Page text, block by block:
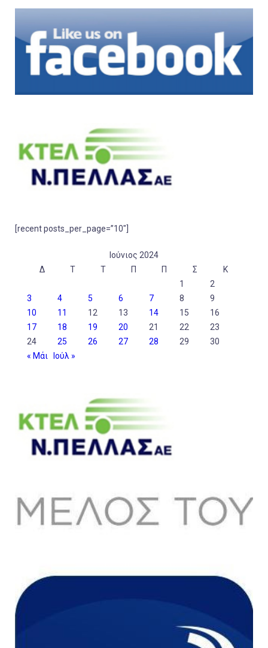
[recent posts_per_page=”10″]
Ιούνιος 2024
Δ
Τ Τ Π Π Σ
Κ
1
2
3
4 5 6 7 8
9
10
11 12 13 14 15
16
17
18 19 20 21 22
23
24
25 26 27 28 29
30
« Μάι
Ιούλ »